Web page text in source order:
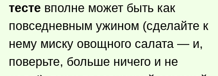
тесте вполне может быть как
повседневным ужином (сделайте к
нему миску овощного салата — и,
поверьте, больше ничего и не